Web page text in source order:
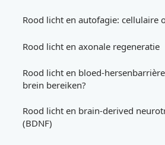
Rood licht en autofagie: cellulaire
Rood licht en axonale regeneratie
Rood licht en bloed-
brein bereiken?
Rood licht en brain-derived
(BDNF)